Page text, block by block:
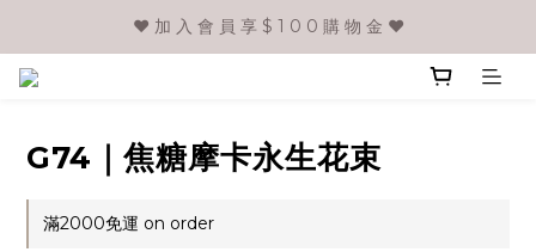
❤️ 加 入 會 員 享 $ 1 0 0 購 物 金 ❤️
G74｜焦糖摩卡永生花束
滿2000免運 on order